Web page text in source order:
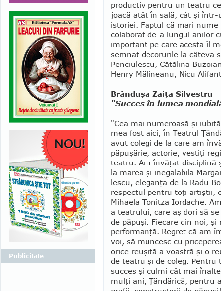
productiv pentru un teatru
joacă atât în sală, cât şi într-
is­to­riei. Faptul că mari
colaborat de-a lungul anilor
important pe care acesta îl
semnat decorurile la câ­teva
Penciu­les­cu, Cătălina
Henry Mă­li­nea­nu, Nicu
Brânduşa Zaiţa Silvestru
"Succes în lumea
"Cea mai numeroasă şi
mea fost aici, în Teatrul
avut colegi de la care am
păpuşărie, acto­rie, vestiţi
teatru. Am în­vă­ţat disciplină
la ma­rea şi inegalabila
lescu, eleganţa de la Ra­­du
respectul pentru toţi artiştii,
Mihaela To­nitza Ior­dache.
a teatrului, care aş dori să
de păpuşi. Fie­care din noi,
performanţă. Regret că am
voi, să muncesc cu
orice re­uşită a voastră şi o
de tea­­tru şi de coleg.
succes şi culmi cât mai
mulţi ani, Ţăndărică, pen­tru
Publicitate